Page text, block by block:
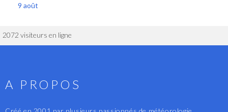
9 août
2072 visiteurs en ligne
A PROPOS